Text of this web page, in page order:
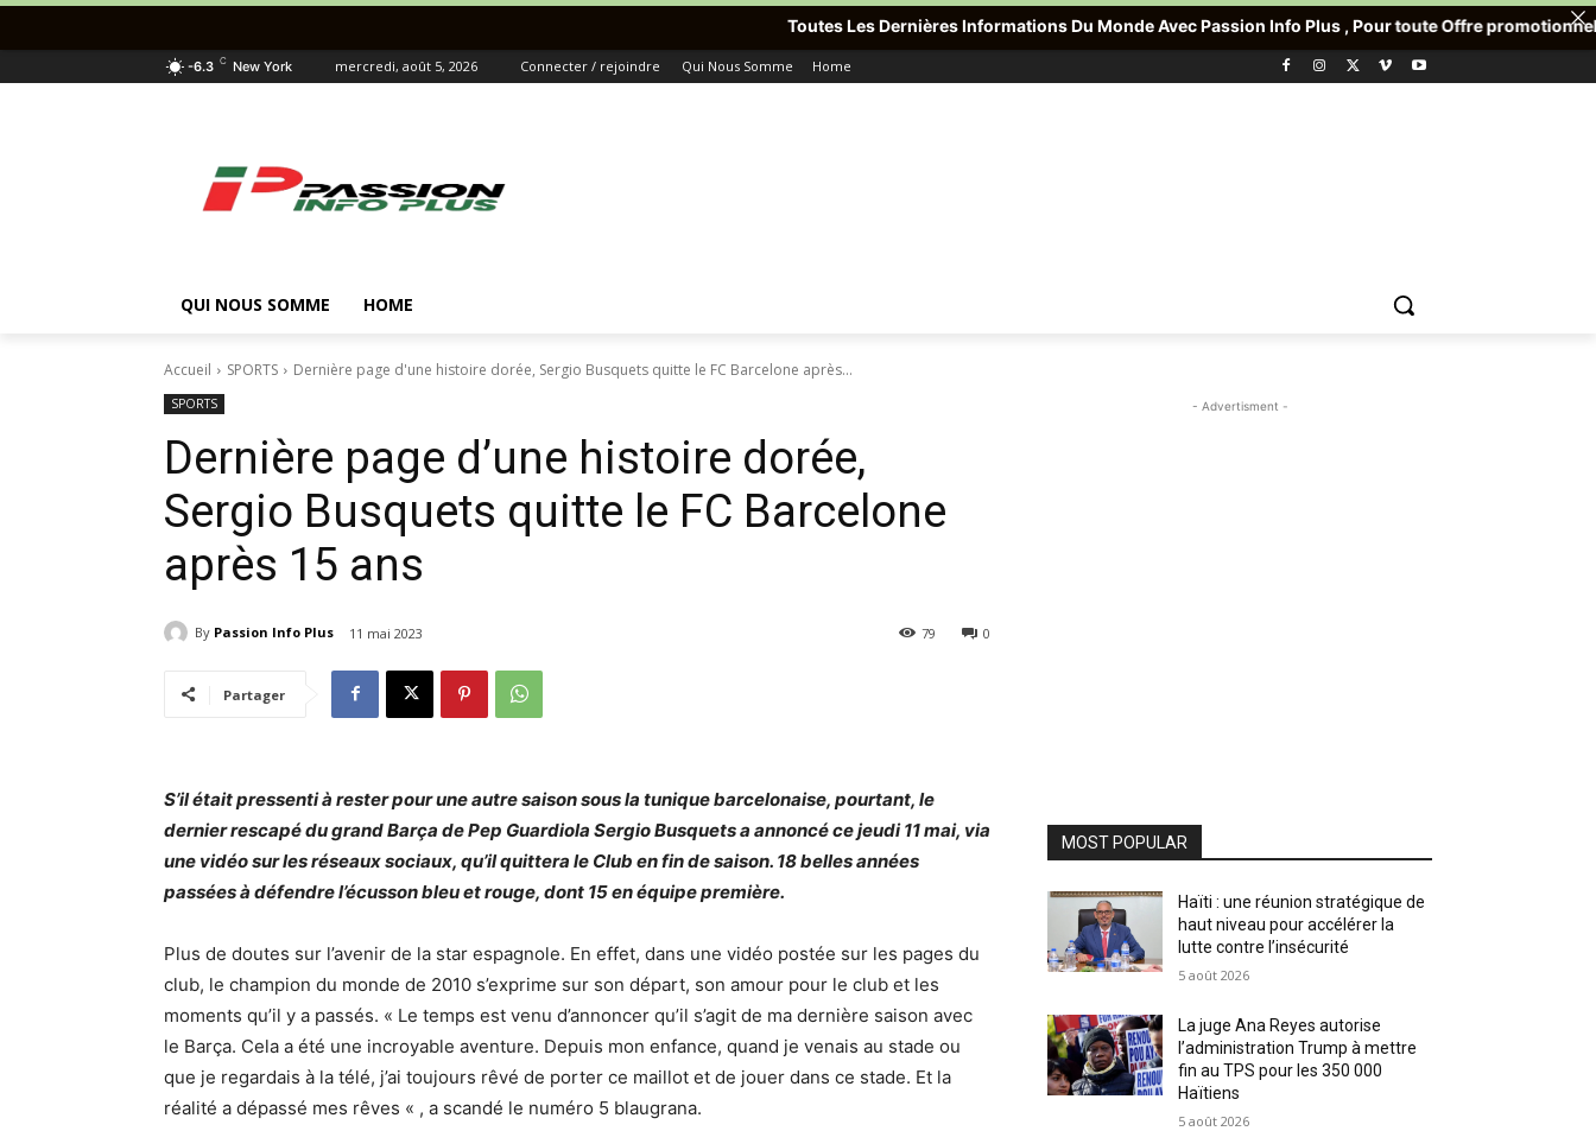
-6.3 C New York mercredi, août 5, 2026 Connecter / rejoindre Qui Nous Somme Home
QUI NOUS SOMME HOME
Accueil SPORTS Dernière page d'une histoire dorée, Sergio Busquets quitte le FC Barcelone après...
SPORTS
Dernière page d’une histoire dorée,
Sergio Busquets quitte le FC Barcelone
après 15 ans
By Passion Info Plus 11 mai 2023 0
79
Partager
S’il était pressenti à rester pour une autre saison sous la tunique barcelonaise, pourtant, le
dernier rescapé du grand Barça de Pep Guardiola Sergio Busquets a annoncé ce jeudi 11 mai, via
une vidéo sur les réseaux sociaux, qu’il quittera le Club en fin de saison. 18 belles années
passées à défendre l’écusson bleu et rouge, dont 15 en équipe première.
Plus de doutes sur l’avenir de la star espagnole. En effet, dans une vidéo postée sur les pages du
club, le champion du monde de 2010 s’exprime sur son départ, son amour pour le club et les
moments qu’il y a passés. « Le temps est venu d’annoncer qu’il s’agit de ma dernière saison avec
le Barça. Cela a été une incroyable aventure. Depuis mon enfance, quand je venais au stade ou
que je regardais à la télé, j’ai toujours rêvé de porter ce maillot et de jouer dans ce stade. Et la
réalité a dépassé mes rêves « , a scandé le numéro 5 blaugrana.
- Advertisment -
MOST POPULAR
Haïti : une réunion stratégique de
haut niveau pour accélérer la
lutte contre l’insécurité
5 août 2026
La juge Ana Reyes autorise
l’administration Trump à mettre
fin au TPS pour les 350 000
Haïtiens
5 août 2026
Toutes Les Dernières Informations Du Monde Avec Passion Info Plus , Pour toute Offre promotionnelle veuiller nous